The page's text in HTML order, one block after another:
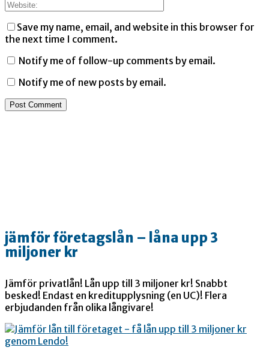
Save my name, email, and website in this browser for
the next time I comment.
Notify me of follow-up comments by email.
Notify me of new posts by email.
jämför företagslån – låna upp 3
miljoner kr
Jämför privatlån! Lån upp till 3 miljoner kr! Snabbt
besked! Endast en kreditupplysning (en UC)! Flera
erbjudanden från olika långivare!